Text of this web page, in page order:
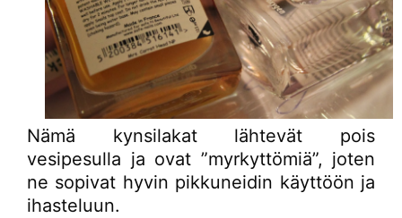
Nämä kynsilakat lähtevät pois
vesipesulla ja ovat ”myrkyttömiä”, joten
ne sopivat hyvin pikkuneidin käyttöön ja
ihasteluun.